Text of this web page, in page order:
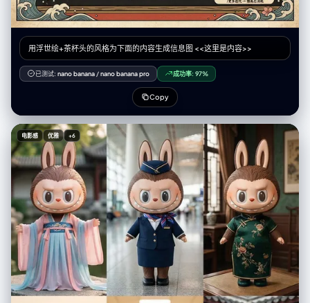
用浮世绘+茶杯头的风格为下面的内容生成信息图 <<这里是内容>>
已测试: nano banana /nano banana pro 成功率: 97%
Copy
电影感 优雅 +6